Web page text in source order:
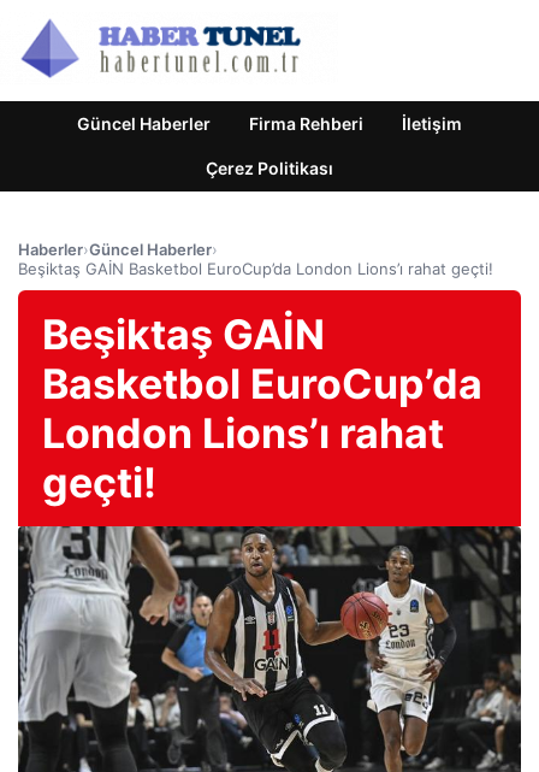
Güncel Haberler Firma Rehberi İletişim
Çerez Politikası
Haberler›Güncel Haberler›
Beşiktaş GAİN Basketbol EuroCup’da London Lions’ı rahat geçti!
Beşiktaş GAİN
Basketbol EuroCup’da
London Lions’ı rahat
geçti!